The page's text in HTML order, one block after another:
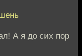
А я до сих пор